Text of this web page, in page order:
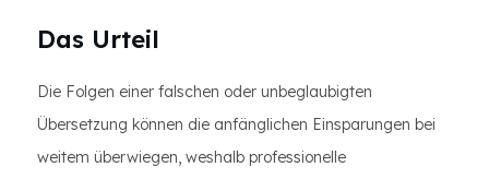
Das Urteil
Die Folgen einer falschen oder unbeglaubigten
Übersetzung können die anfänglichen Einsparungen bei
weitem überwiegen, weshalb professionelle